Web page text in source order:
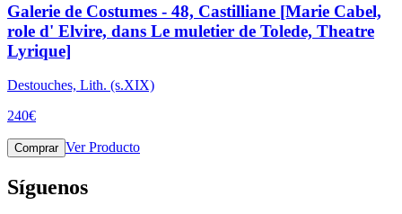
Galerie de Costumes - 48, Castilliane [Marie Cabel,
role d' Elvire, dans Le muletier de Tolede, Theatre
Lyrique]
Destouches, Lith. (s.XIX)
240€
Comprar Ver Producto
Síguenos